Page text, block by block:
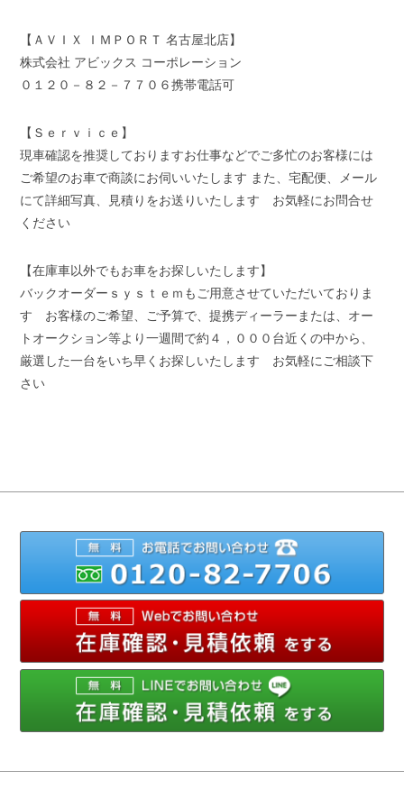
【ＡＶＩＸ ＩＭＰＯＲＴ 名古屋北店】
株式会社 アビックス コーポレーション
０１２０－８２－７７０６携帯電話可
【Ｓｅｒｖｉｃｅ】
現車確認を推奨しておりますお仕事などでご多忙のお客様には
ご希望のお車で商談にお伺いいたします また、宅配便、メール
にて詳細写真、見積りをお送りいたします お気軽にお問合せ
ください
【在庫車以外でもお車をお探しいたします】
バックオーダーｓｙｓｔｅｍもご用意させていただいておりま
す お客様のご希望、ご予算で、提携ディーラーまたは、オー
トオークション等より一週間で約４，０００台近くの中から、
厳選した一台をいち早くお探しいたします お気軽にご相談下
さい